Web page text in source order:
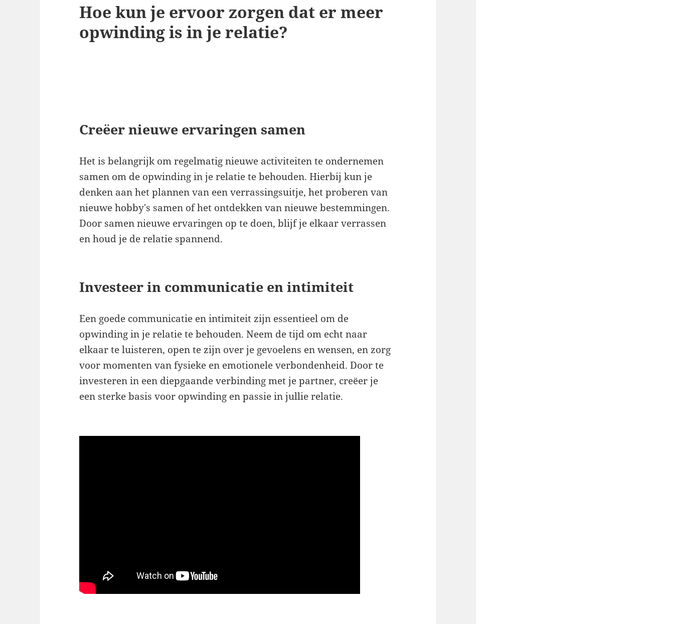
Hoe kun je ervoor zorgen dat er meer
opwinding is in je relatie?
Creëer nieuwe ervaringen samen
Het is belangrijk om regelmatig nieuwe activiteiten te ondernemen
samen om de opwinding in je relatie te behouden. Hierbij kun je
denken aan het plannen van een verrassingsuitje, het proberen van
nieuwe hobby's samen of het ontdekken van nieuwe bestemmingen.
Door samen nieuwe ervaringen op te doen, blijf je elkaar verrassen
en houd je de relatie spannend.
Investeer in communicatie en intimiteit
Een goede communicatie en intimiteit zijn essentieel om de
opwinding in je relatie te behouden. Neem de tijd om echt naar
elkaar te luisteren, open te zijn over je gevoelens en wensen, en zorg
voor momenten van fysieke en emotionele verbondenheid. Door te
investeren in een diepgaande verbinding met je partner, creëer je
een sterke basis voor opwinding en passie in jullie relatie.